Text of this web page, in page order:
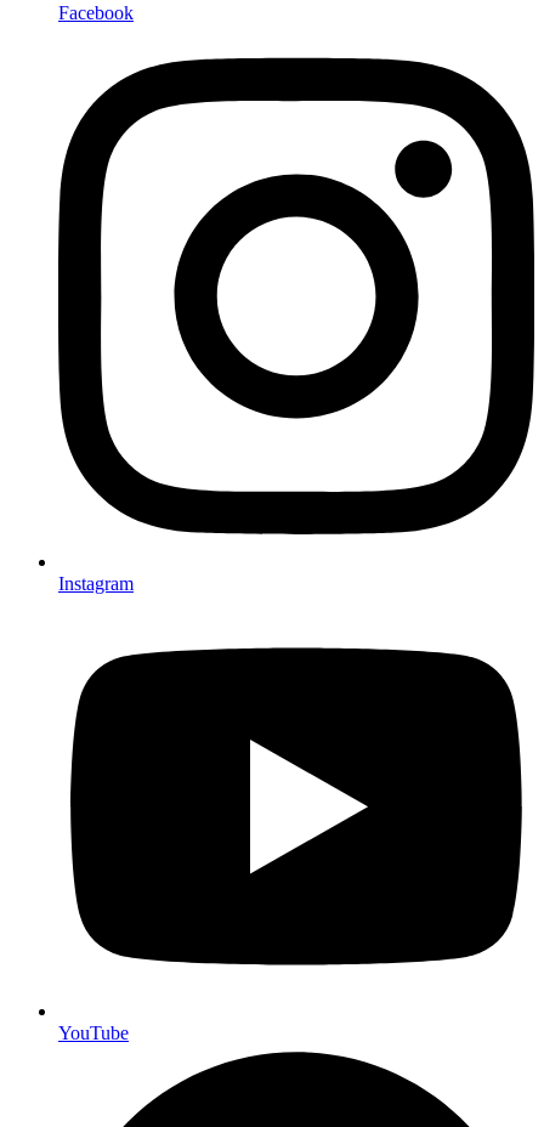
Facebook
Instagram
YouTube